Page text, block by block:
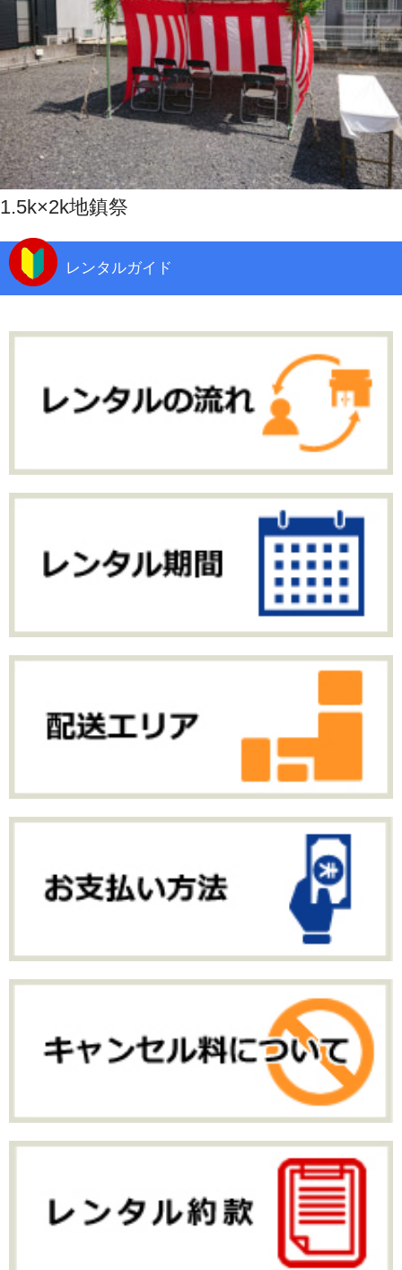
1.5k×2k地鎮祭
レンタルガイド